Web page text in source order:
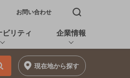
お問い合わせ 検索窓を開く
ビリティ 企業情報
現在地から探す